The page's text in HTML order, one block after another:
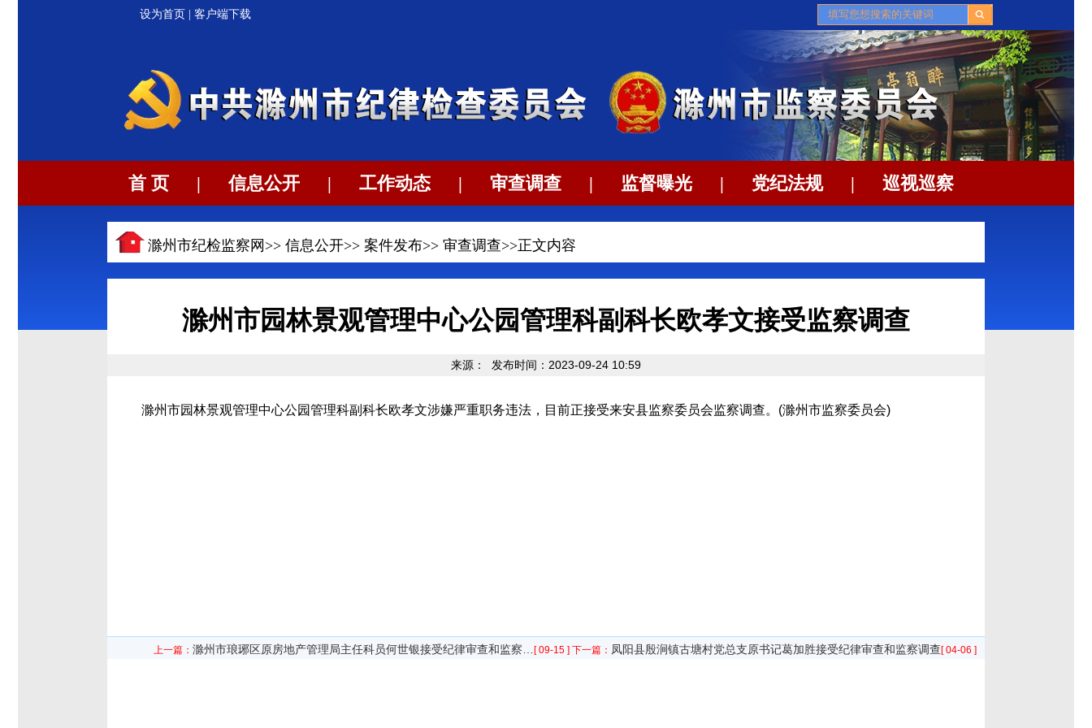
设为首页 客户端下载
首 页 | 信息公开 | 工作动态 | 审查调查 | 监督曝光 | 党纪法规 | 巡视巡察
滁州市纪检监察网>> 信息公开>> 案件发布>> 审查调查>>正文内容
滁州市园林景观管理中心公园管理科副科长欧孝文接受监察调查
来源： 发布时间：2023-09-24 10:59
滁州市园林景观管理中心公园管理科副科长欧孝文涉嫌严重职务违法，目前正接受来安县监察委员会监察调查。(滁州市监察委员会)
上一篇： 滁州市琅琊区原房地产管理局主任科员何世银接受纪律审查和监察… [ 09-15 ] 下一篇： 凤阳县殷涧镇古塘村党总支原书记葛加胜接受纪律审查和监察调查[ 04-06 ]